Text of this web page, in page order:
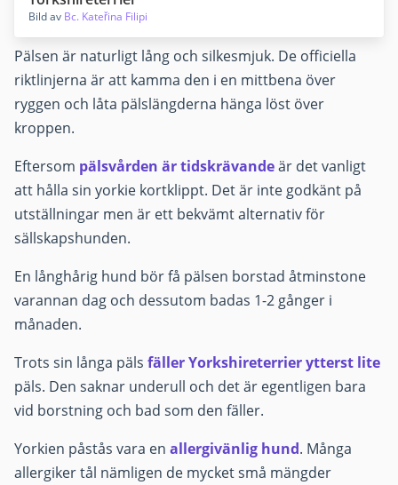
Bild av Bc. Kateřina Filipi
Pälsen är naturligt lång och silkesmjuk. De officiella
riktlinjerna är att kamma den i en mittbena över
ryggen och låta pälslängderna hänga löst över
kroppen.
Eftersom pälsvården är tidskrävandeär det vanligt
att hålla sin yorkie kortklippt. Det är inte godkänt på
utställningar men är ett bekvämt alternativ för
sällskapshunden.
En långhårig hund bör få pälsen borstad åtminstone
varannan dag och dessutom badas 1-2 gånger i
månaden.
Trots sin långa päls fäller Yorkshireterrier ytterst lite
päls. Den saknar underull och det är egentligen bara
vid borstning och bad som den fäller.
Yorkien påstås vara en allergivänlig hund. Många
allergiker tål nämligen de mycket små mängder